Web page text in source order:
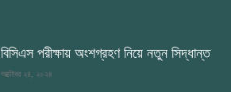
বিসিএস পরীক্ষায় অংশগ্রহণ নিয়ে নতুন সিদ্ধান্ত
অক্টোবর ২৪, ২০২৪